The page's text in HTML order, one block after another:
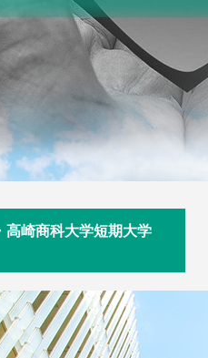
高崎商科大学短期大学